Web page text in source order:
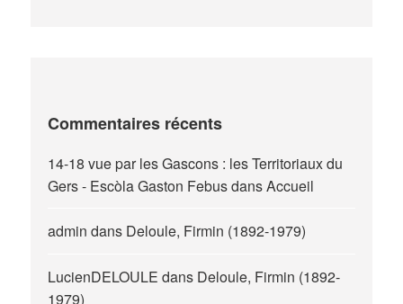
Commentaires récents
14-18 vue par les Gascons : les Territoriaux du
Gers - Escòla Gaston FebusdansAccueil
admin dans Deloule, Firmin (1892-1979)
LucienDELOULE dans Deloule, Firmin (1892-
1979)